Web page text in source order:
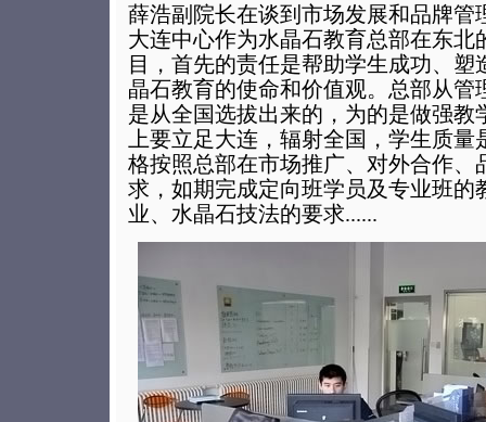
薛浩副院长在谈到市场发展和品牌管
大连中心作为水晶石教育总部在东北
目，首先的责任是帮助学生成功、塑
晶石教育的使命和价值观。总部从管
是从全国选拔出来的，为的是做强教
上要立足大连，辐射全国，学生质
格按照总部在市场推广、对外合作、
求，如期完成定向班学员及专业班的
业、水晶石技法的要求......